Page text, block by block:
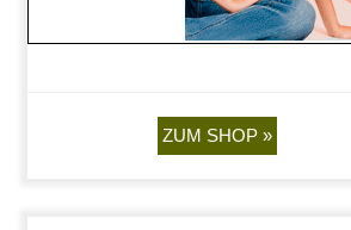
ZUM SHOP »